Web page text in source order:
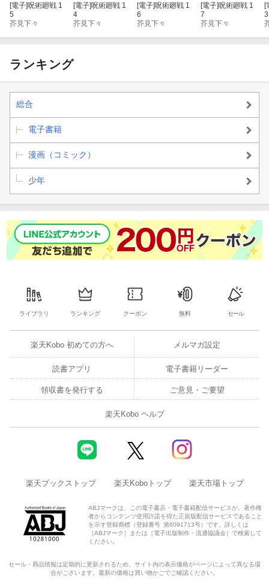
[電子]呪術廻戦 1
5
芥見下々
[電子]呪術廻戦 1
4
芥見下々
[電子]呪術廻戦 1
6
芥見下々
[電子]呪術廻戦 1
7
芥見下々
[
3
ランキング
総合
電子書籍
漫画（コミック）
少年
ライブラリ ランキング クーポン 無料 セール
楽天Kobo 初めての方へ メルマガ設定
読書アプリ 電子書籍リーダー
領収書を発行する ご意見・ご要望
楽天Kobo ヘルプ
楽天ブックストップ 楽天Koboトップ 楽天市場トップ
ABJマークは、この電子書店・電子書籍配信サービスが、著作権
者からコンテンツ使用許諾を得た正規版配信サービスであること
を示す登録商標（登録番号 第6091713号）です。詳しくは
［ABJマーク］または［電子出版制作・流通協議会］で検索して
ください。
セール・商品情報は定期的に更新されるため、サイト内の表示価格がページによって異なる場
合がございます。最新の価格は買い物かごでご確認ください。